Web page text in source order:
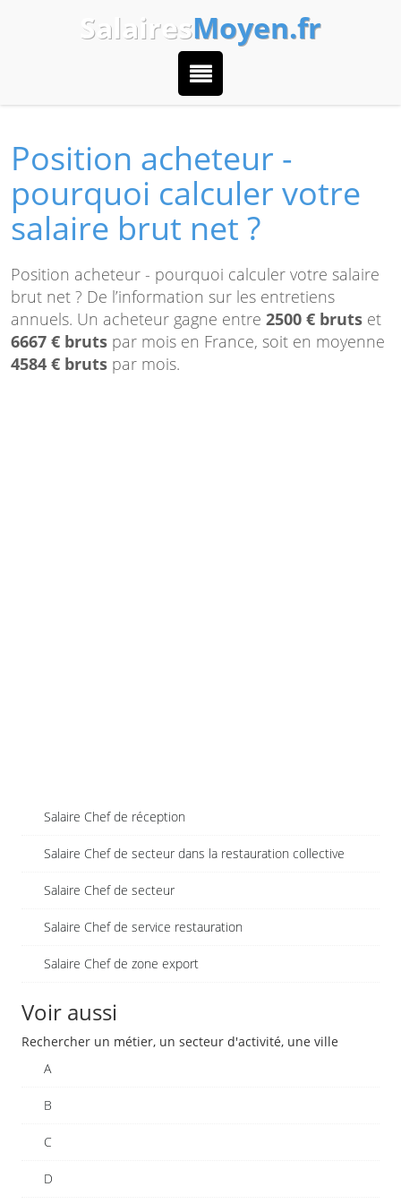
SalairesMoyen.fr
Position acheteur -
pourquoi calculer votre
salaire brut net ?
Position acheteur - pourquoi calculer votre salaire
brut net ? De l’information sur les entretiens
annuels. Un acheteur gagne entre 2500 € bruts et
6667 € bruts par mois en France, soit en moyenne
4584 € bruts par mois.
Salaire Chef de réception
Salaire Chef de secteur dans la restauration collective
Salaire Chef de secteur
Salaire Chef de service restauration
Salaire Chef de zone export
Voir aussi
Rechercher un métier, un secteur d'activité, une ville
A
B
C
D